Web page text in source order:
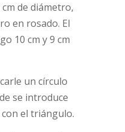
de diámetro,
en rosado. El
10 cm y 9 cm
un círculo
se introduce
el triángulo.